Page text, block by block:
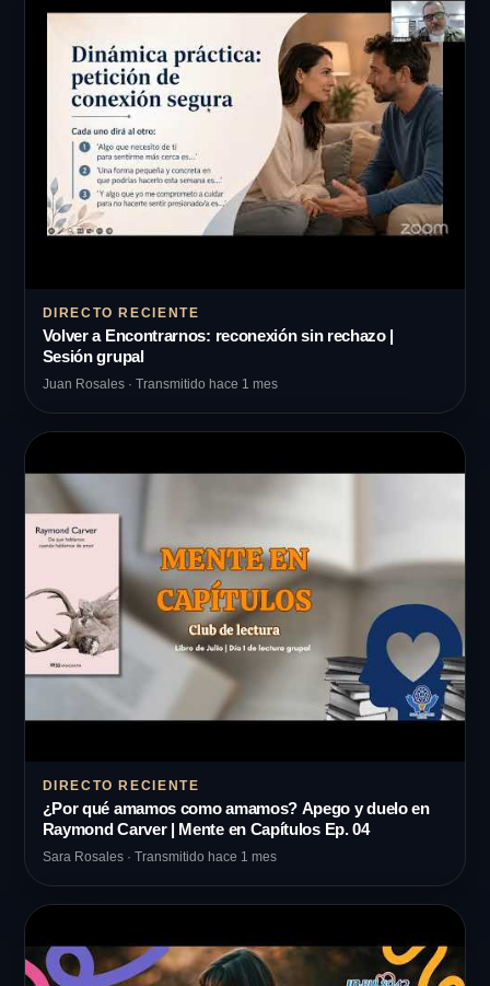
DIRECTO RECIENTE
Volver a Encontrarnos: reconexión sin rechazo |
Sesión grupal
Juan Rosales · Transmitido hace 1 mes
DIRECTO RECIENTE
¿Por qué amamos como amamos? Apego y duelo en
Raymond Carver | Mente en Capítulos Ep. 04
Sara Rosales · Transmitido hace 1 mes